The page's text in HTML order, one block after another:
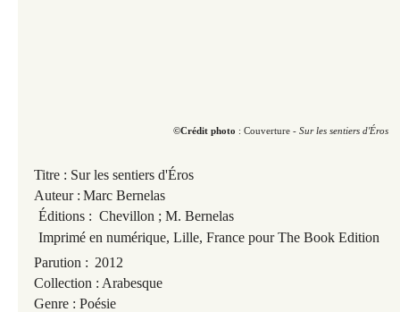
©Crédit photo : Couverture - Sur les sentiers d'Éros
Titre : Sur les sentiers d'Éros
Auteur : Marc Bernelas
Éditions : Chevillon ; M. Bernelas
Imprimé en numérique, Lille, France pour The Book Edition
Parution : 2012
Collection : Arabesque
Genre : Poésie